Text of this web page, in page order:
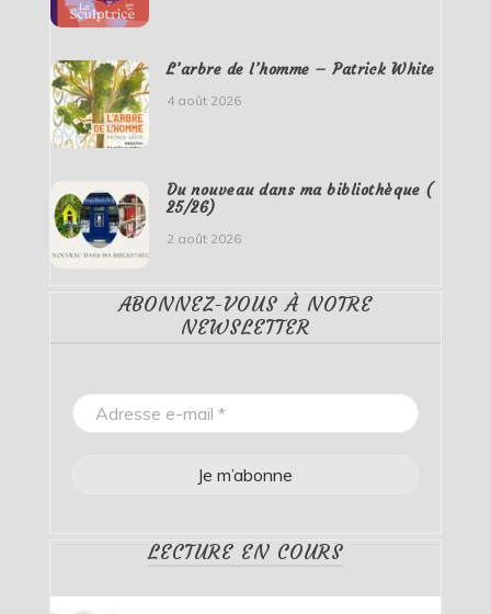
L’arbre de l’homme – Patrick White
4 août 2026
Du nouveau dans ma bibliothèque (
25/26)
2 août 2026
ABONNEZ-VOUS À NOTRE
NEWSLETTER
LECTURE EN COURS